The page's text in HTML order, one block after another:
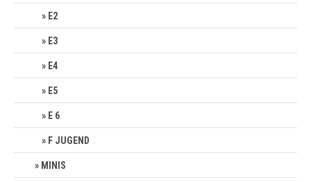
E2
E3
E4
E5
E 6
F JUGEND
MINIS